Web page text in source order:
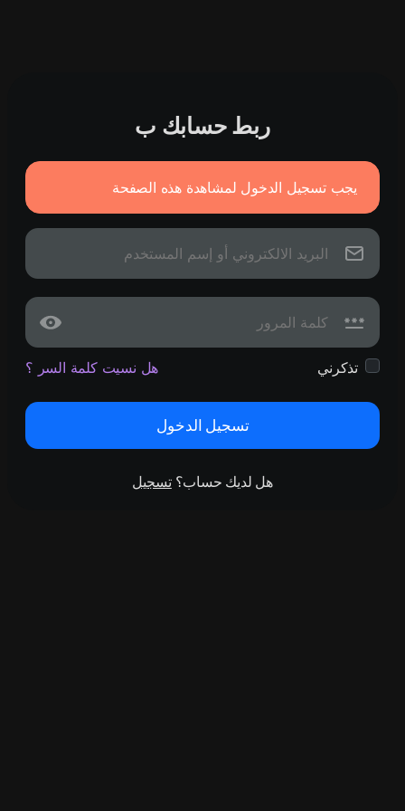
ربط حسابك ب
يجب تسجيل الدخول لمشاهدة هذه الصفحة
تذكرني هل نسيت كلمة السر ؟
تسجيل الدخول
هل لديك حساب؟تسجيل